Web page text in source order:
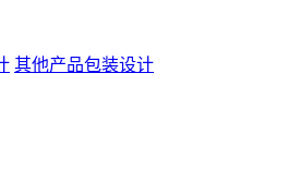
其他产品包装设计